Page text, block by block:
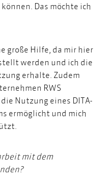
Das möchte ich
große Hilfe, da mir hier
werden und ich die
erhalte. Zudem
RWS
Nutzung eines DITA-
ermöglicht und mich
mit dem